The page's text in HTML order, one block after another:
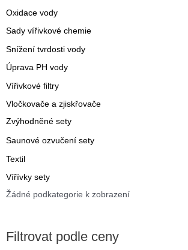
Oxidace vody
Sady vířivkové chemie
Snížení tvrdosti vody
Úprava PH vody
Vířivkové filtry
Vločkovače a zjiskřovače
Zvýhodněné sety
Saunové ozvučení sety
Textil
Vířívky sety
Žádné podkategorie k zobrazení
Filtrovat podle ceny